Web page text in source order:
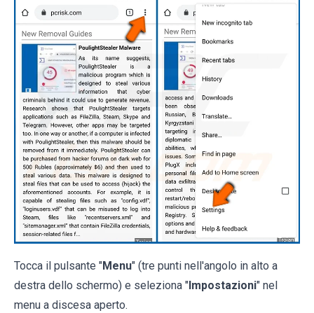
Tocca il pulsante "Menu" (tre punti nell'angolo in alto a
destra dello schermo) e seleziona "Impostazioni" nel
menu a discesa aperto.